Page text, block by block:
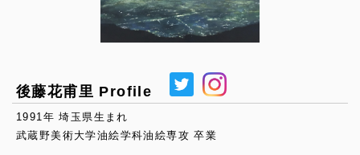
後藤花甫里 Profile
1991年 埼玉県生まれ
武蔵野美術大学油絵学科油絵専攻 卒業